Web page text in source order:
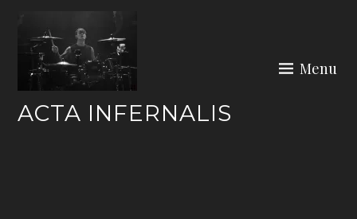
content
ACTA INFERNALIS
Menu